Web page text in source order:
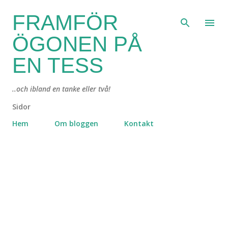
Fortsätt till huvudinnehåll
FRAMFÖR
ÖGONEN PÅ
EN TESS
..och ibland en tanke eller två!
Sidor
Hem
Om bloggen Kontakt